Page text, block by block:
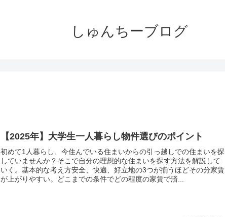
しゅんちーブログ
【2025年】大学生一人暮らし物件選びのポイント
初めて1人暮らし、今住んでいる住まいからの引っ越しでの住まいを探
していませんか？そこで自分の理想的な住まいを探す方法を解説して
いく。基本的な考え方安全、快適、好立地の3つが揃うほどその分家賃
が上がりやすい。どこまでの条件でどの程度の家賃で済...